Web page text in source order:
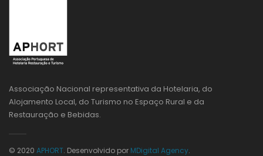
Associação Nacional representativa da Hotelaria, do
Alojamento Local, do Turismo no Espaço Rural e da
Restauração e Bebidas.
© 2020 APHORT. Desenvolvido por MDigital Agency.